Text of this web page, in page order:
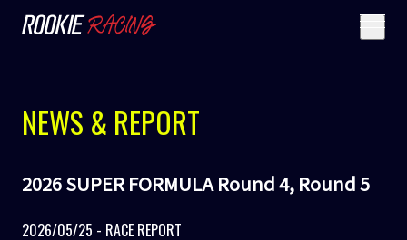
NEWS & REPORT
2026 SUPER FORMULA Round 4, Round 5
2026/05/25 - RACE REPORT